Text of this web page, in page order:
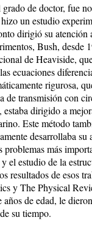
de doctor, fue
un estudio
dirigió su
Bush, desde
de Heaviside,
ecuaciones
rigurosa,
de transmisión con
dirigido a
Este método
desarrollaba
más
el estudio de la
resultados de esos
y The Physical
de edad, le
su tiempo.